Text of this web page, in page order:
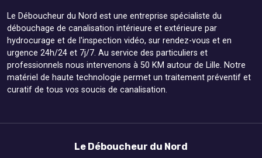
Le Déboucheur du Nord est une entreprise spécialiste du
débouchage de canalisation intérieure et extérieure par
hydrocurage et de l'inspection vidéo, sur rendez-vous et en
urgence 24h/24 et 7j/7. Au service des particuliers et
professionnels nous intervenons à 50 KM autour de Lille. Notre
matériel de haute technologie permet un traitement préventif et
curatif de tous vos soucis de canalisation.
Le Déboucheur du Nord